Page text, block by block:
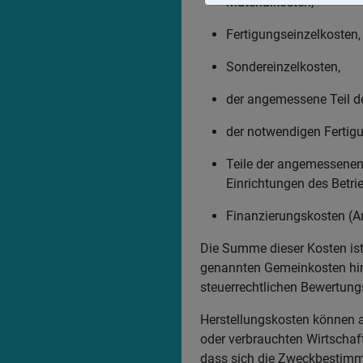
Fertigungseinzelkosten,
Sondereinzelkosten,
der angemessene Teil
der notwendigen
Teile der
Einrichtungen des
Finanzierungskosten
Die Summe dieser Kosten
genannten Gemeinkosten
steuerrechtlichen
Herstellungskosten können
oder verbrauchten
dass sich die